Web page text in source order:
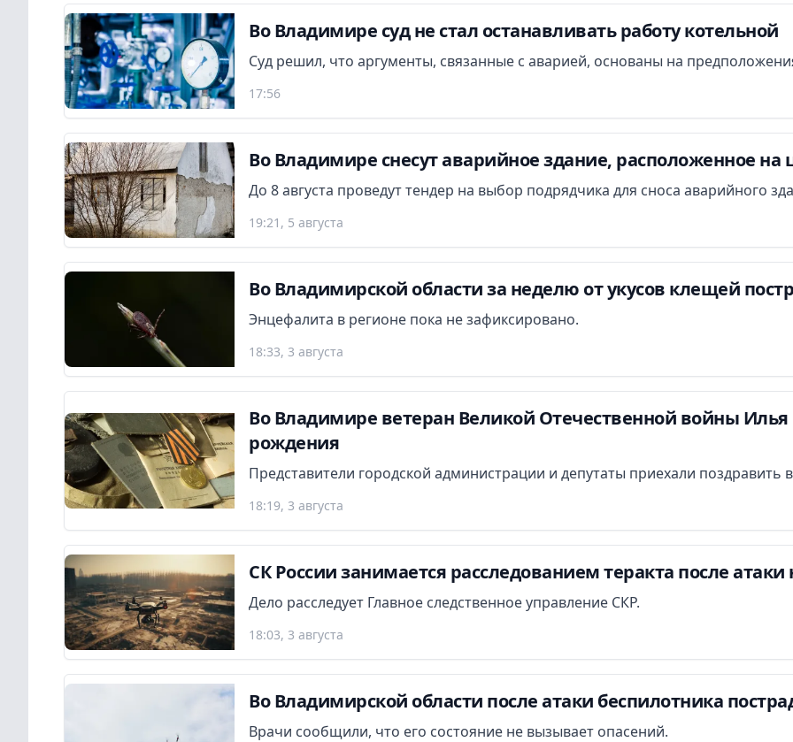
Во Владимире суд не стал останавливать работу котельной
Суд решил, что аргументы, связанные с аварией, основаны на
17:56
Во Владимире снесут аварийное здание, расположенное на
До 8 августа проведут тендер на выбор подрядчика для сноса аварийного
19:21, 5 августа
Во Владимирской области за неделю от укусов клещей
Энцефалита в регионе пока не зафиксировано.
18:33, 3 августа
Во Владимире ветеран Великой Отечественной войны
рождения
Представители городской администрации и депутаты приехали поздравить
18:19, 3 августа
СК России занимается расследованием теракта после
Дело расследует Главное следственное управление СКР.
18:03, 3 августа
Во Владимирской области после атаки беспилотника
Врачи сообщили, что его состояние не вызывает опасений.